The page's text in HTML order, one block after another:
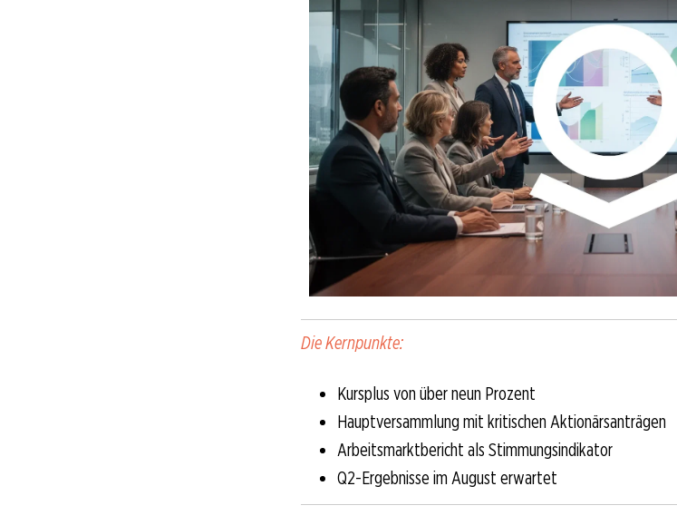
Die Kernpunkte:
Kursplus von über neun Prozent
Hauptversammlung mit kritischen Aktionärsanträgen
Arbeitsmarktbericht als Stimmungsindikator
Q2-Ergebnisse im August erwartet